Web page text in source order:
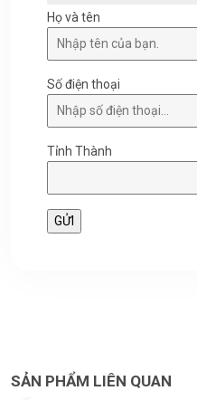
Họ và tên
Số điện thoại
Tỉnh Thành
SẢN PHẨM LIÊN QUAN